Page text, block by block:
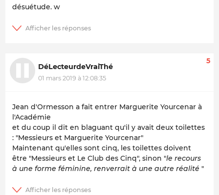
désuétude. w
DéLecteurdeVraiThé
01 mars 2019 à 12:08:35
5
Jean d'Ormesson a fait entrer Marguerite Yourcenar à
l'Académie
et du coup il dit en blaguant qu'il y avait deux toilettes
: "Messieurs et Marguerite Yourcenar"
Maintenant qu'elles sont cinq, les toilettes doivent
être "Messieurs et Le Club des Cinq", sinon "le recours
à une forme féminine, renverrait à une autre réalité "